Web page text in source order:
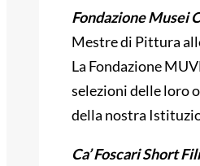
Fondazione Musei
Mestre di Pittura
La Fondazione
selezioni delle loro
della nostra
Ca’ Foscari Short